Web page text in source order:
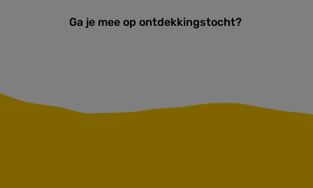
Ga je mee op ontdekkingstocht?